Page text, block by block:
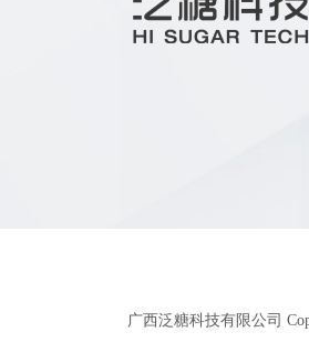
广西泛糖科技有限公司